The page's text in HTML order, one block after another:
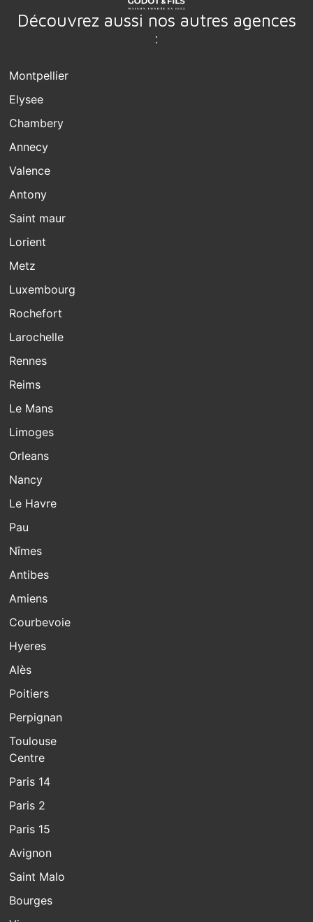
Découvrez aussi nos autres agences
:
Montpellier
Elysee
Chambery
Annecy
Valence
Antony
Saint maur
Lorient
Metz
Luxembourg
Rochefort
Larochelle
Rennes
Reims
Le Mans
Limoges
Orleans
Nancy
Le Havre
Pau
Nîmes
Antibes
Amiens
Courbevoie
Hyeres
Alès
Poitiers
Perpignan
Toulouse
Centre
Paris 14
Paris 2
Paris 15
Avignon
Saint Malo
Bourges